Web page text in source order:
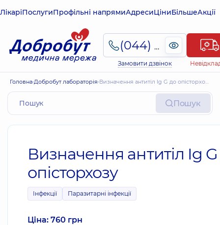
ЛікаріПослугиПрофільні напрямиАдресиЦіниБільшеАкції
(044) 495-2-888
Замовити дзвінок
Головна Добробут лабораторія Визначення антитіл Ig G до опісторхозу
Пошук
Визначення антитіл Ig
опісторхозу
Інфекції Паразитарні інфекції
Ціна: 760 грн